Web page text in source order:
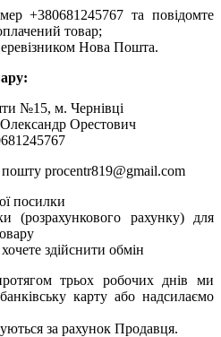
+380681245767 та повідомте
товар;
Нова Пошта.
№15, м. Чернівці
Орестович
procentr819@gmail.com
посилки
(розрахункового рахунку) для
здійснити обмін
трьох робочих днів ми
карту або надсилаємо
за рахунок Продавця.